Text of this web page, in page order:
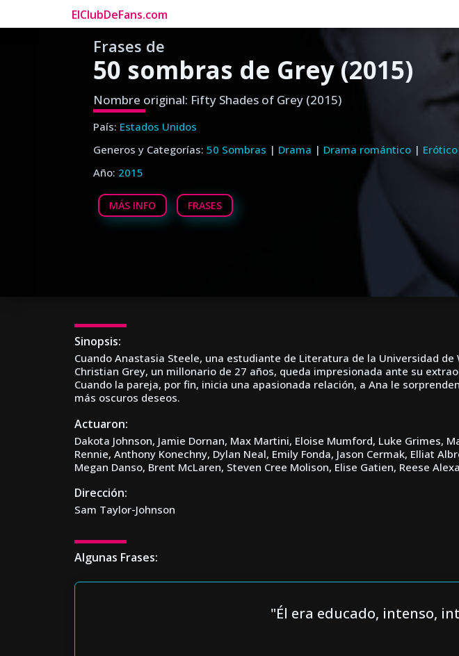
ElClubDeFans.com
Frases de
50 sombras de Grey (2015)
Nombre original: Fifty Shades of Grey (2015)
País: Estados Unidos
Generos y Categorías:50 Sombras | Drama | Drama romántico | Erótico
Año: 2015
MÁS INFO FRASES
Sinopsis:
Cuando Anastasia Steele, una estudiante de Literatura de la Universidad
Christian Grey, un millonario de 27 años, queda impresionada ante su
Cuando la pareja, por fin, inicia una apasionada relación, a Ana le
más oscuros deseos.
Actuaron:
Dakota Johnson, Jamie Dornan, Max Martini, Eloise Mumford, Luke Grimes,
Rennie, Anthony Konechny, Dylan Neal, Emily Fonda, Jason Cermak, Elliat
Megan Danso, Brent McLaren, Steven Cree Molison, Elise Gatien, Reese
Dirección:
Sam Taylor-Johnson
Algunas Frases:
"Él era educado, intenso,